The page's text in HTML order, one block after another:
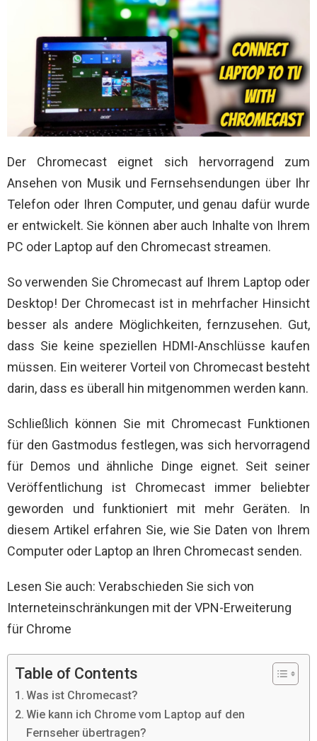
Der Chromecast eignet sich hervorragend zum
Ansehen von Musik und Fernsehsendungen über Ihr
Telefon oder Ihren Computer, und genau dafür wurde
er entwickelt. Sie können aber auch Inhalte von Ihrem
PC oder Laptop auf den Chromecast streamen.
So verwenden Sie Chromecast auf Ihrem Laptop oder
Desktop! Der Chromecast ist in mehrfacher Hinsicht
besser als andere Möglichkeiten, fernzusehen. Gut,
dass Sie keine speziellen HDMI-Anschlüsse kaufen
müssen. Ein weiterer Vorteil von Chromecast besteht
darin, dass es überall hin mitgenommen werden kann.
Schließlich können Sie mit Chromecast Funktionen
für den Gastmodus festlegen, was sich hervorragend
für Demos und ähnliche Dinge eignet. Seit seiner
Veröffentlichung ist Chromecast immer beliebter
geworden und funktioniert mit mehr Geräten. In
diesem Artikel erfahren Sie, wie Sie Daten von Ihrem
Computer oder Laptop an Ihren Chromecast senden.
Lesen Sie auch: Verabschieden Sie sich von
Interneteinschränkungen mit der VPN-Erweiterung
für Chrome
Table of Contents
Was ist Chromecast?
Wie kann ich Chrome vom Laptop auf den
Fernseher übertragen?